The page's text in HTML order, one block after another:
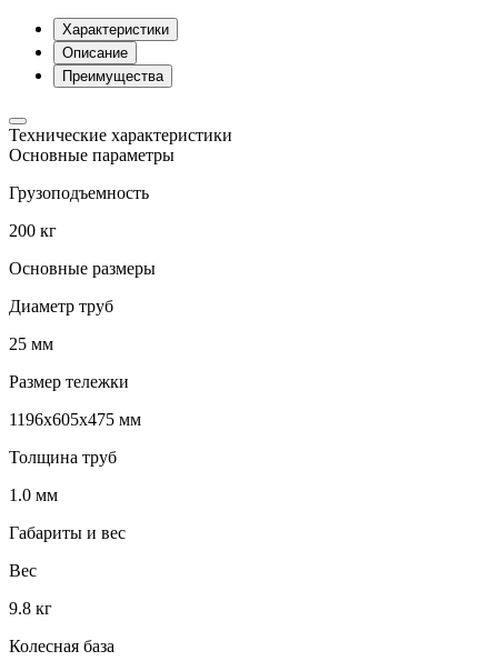
Характеристики
Описание
Преимущества
Технические характеристики
Основные параметры
Грузоподъемность
200 кг
Основные размеры
Диаметр труб
25 мм
Размер тележки
1196x605x475 мм
Толщина труб
1.0 мм
Габариты и вес
Вес
9.8 кг
Колесная база